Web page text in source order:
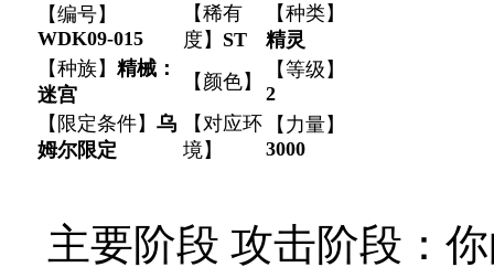
【编号】
WDK09-015
【稀有
度】 ST
【种类】
精灵
【种族】 精械：
迷宫
【颜色】
【等级】
2
【限定条件】 乌
姆尔限定
【对应环
境】
【力量】
3000
主要阶段 攻击阶段 ：